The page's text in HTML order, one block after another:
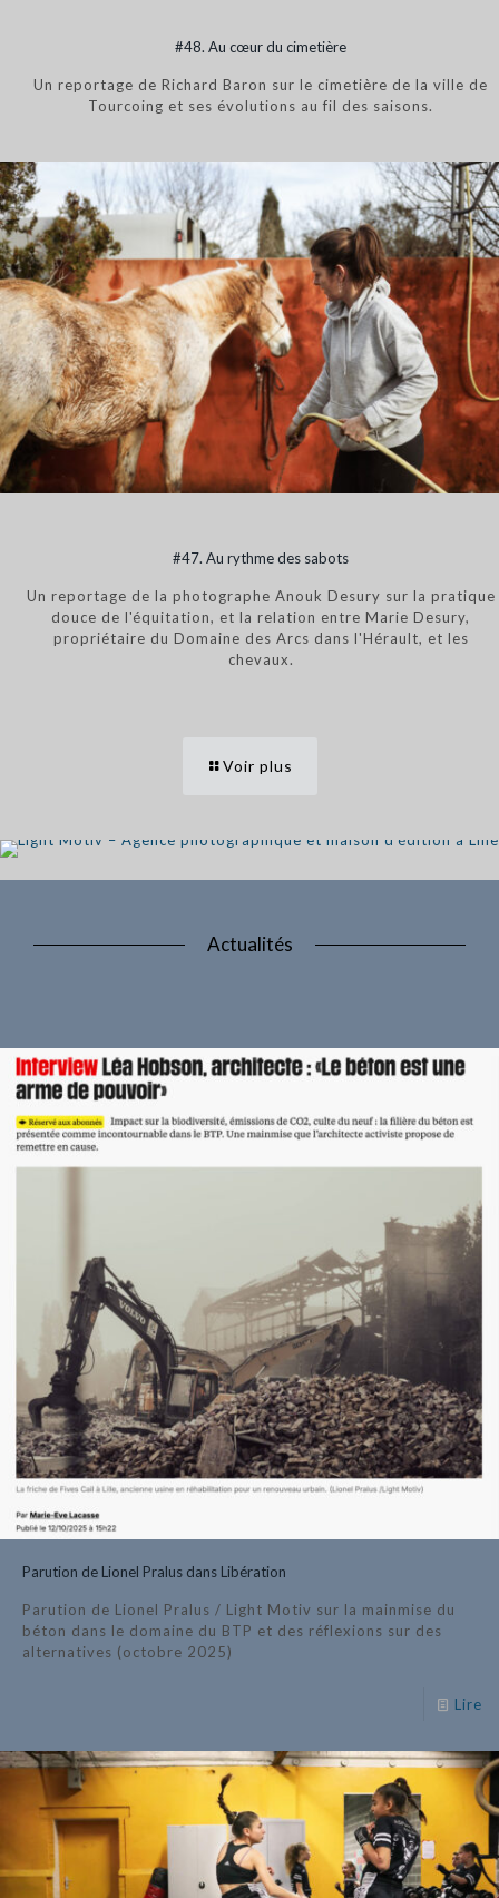
#48. Au cœur du cimetière
Un reportage de Richard Baron sur le cimetière de la ville de
Tourcoing et ses évolutions au fil des saisons.
#47. Au rythme des sabots
Un reportage de la photographe Anouk Desury sur la pratique
douce de l'équitation, et la relation entre Marie Desury,
propriétaire du Domaine des Arcs dans l'Hérault, et les
chevaux.
Voir plus
S'INSCRIRE À NOTRE NEWSLETTER
Actualités
Parution de Lionel Pralus dans Libération
Parution de Lionel Pralus / Light Motiv sur la mainmise du
béton dans le domaine du BTP et des réflexions sur des
alternatives (octobre 2025)
Lire